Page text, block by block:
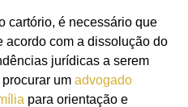
cartório, é necessário que
acordo com a dissolução do
jurídicas a serem
um advogado
para orientação e